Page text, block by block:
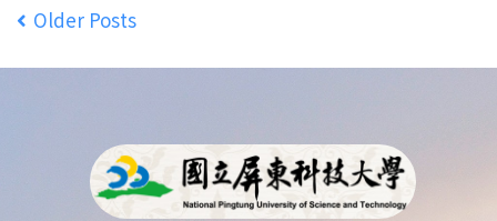
Older Posts